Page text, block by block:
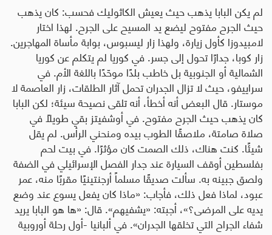
لم يكن البابا يذهب حيث يعيش الكاثوليك فحسب: كان يذهب
حيث الجرح مفتوح ليضع يد المسيح على الجرح. لهذا اختار
لامبيدوزا كأول زيارة، ولهذا زار ليسبوس، بوابة مأساة المهاجرين.
زار كوبا، جدارًا تحول إلى جسر. في كوريا لم يتكلم عن كوريا
الشمالية أو الجنوبية بل خاطب بلدًا موحّدًا باللغة الأم. في
سراييفو، حيث لا تزال الجدران تحمل آثار الطلقات، زار العاصمة لا
موستار. قال البعض أنه أخطأ، أنه تلقى نصيحة سيئة؛ لكن البابا
كان يذهب حيث الجرح مفتوح. في أوشفيتز بقي طويلًا في
صلاة صامتة، ملاصقًا الطوب بيده ومنحني الرأس. لم يقل
شيئًا. كنت هناك، ذلك الصمت كان مؤثرًا. في بيت لحم
بفلسطين أوقف السيارة عند جدار الفصل الإسرائيلي في الضفة
ولصق جبينه به. سألت صديقًا مسلماً أرجنتينيًا مقربًا منه، عمر
عبود، لماذا فعل ذلك، فأجاب: «ماذا كان يفعل يسوع عند وضع
يديه على المرضى؟»، أجبته: «يشفيهم». قال: «ها هو البابا يريد
شفاء الجراح التي تخلقها الجدران». في ألبانيا -أول رحلة أوروبية